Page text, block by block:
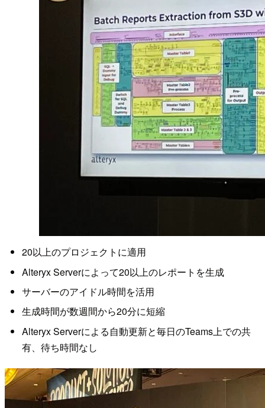
20以上のプロジェクトに適用
Alteryx Serverによって20以上のレポートを生成
サーバーのアイドル時間を活用
生成時間が数週間から20分に短縮
Alteryx Serverによる自動更新と毎日のTeams上での共
有、待ち時間なし